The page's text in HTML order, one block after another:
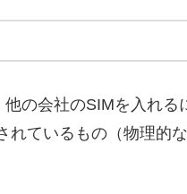
の会社のSIMを入れる
ているもの（物理的